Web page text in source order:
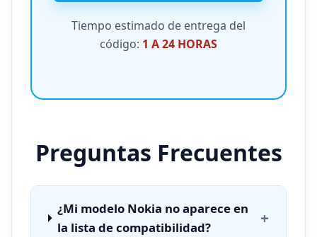
Tiempo estimado de entrega del
código: 1 A 24 HORAS
Preguntas Frecuentes
¿Mi modelo Nokia no aparece en
la lista de compatibilidad?
+